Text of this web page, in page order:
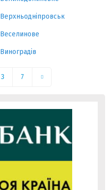
Верхньодніпровськ
Веселинове
Виноградів
3 7